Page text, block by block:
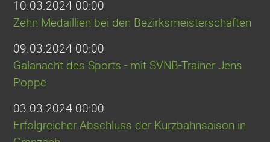
10.03.2024 00:00
Zehn Medaillien bei den Bezirksmeisterschaften
09.03.2024 00:00
Galanacht des Sports - mit SVNB-Trainer Jens
Poppe
03.03.2024 00:00
Erfolgreicher Abschluss der Kurzbahnsaison in